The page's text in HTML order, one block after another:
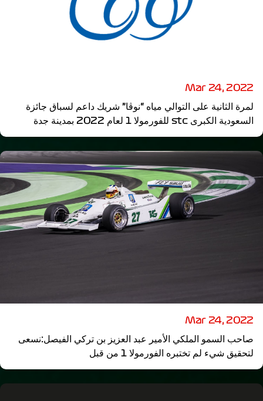
Mar 24, 2022
لمرة الثانية على التوالي مياه “نوڤا” شريك داعم لسباق جائزة
السعودية الكبرى stc للفورمولا 1 لعام 2022 بمدينة جدة
Mar 24, 2022
صاحب السمو الملكي الأمير عبد العزيز بن تركي الفيصل:نسعى
لتحقيق شيء لم تختبره الفورمولا 1 من قبل